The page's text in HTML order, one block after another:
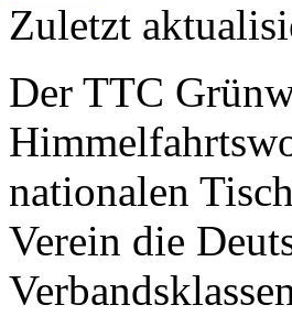
Zuletzt
Der TTC
nationalen
Verein die